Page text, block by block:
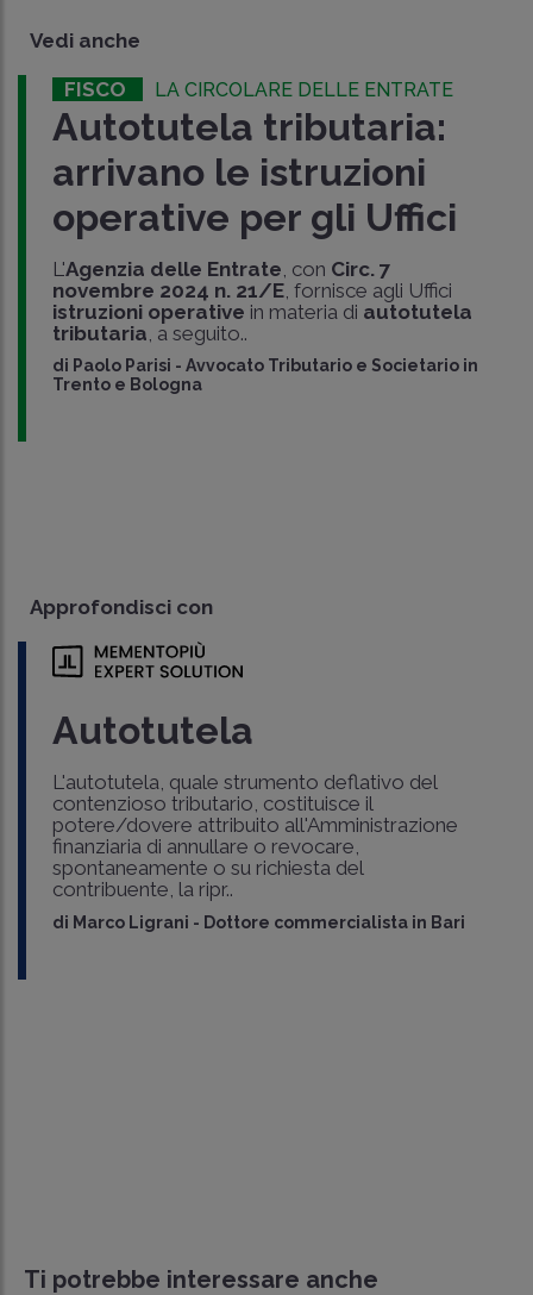
Vedi anche
FISCO LA CIRCOLARE DELLE ENTRATE
Autotutela tributaria:
arrivano le istruzioni
operative per gli Uffici
L'Agenzia delle Entrate, con Circ. 7
novembre 2024 n. 21/E, fornisce agli Uffici
istruzioni operative in materia di autotutela
tributaria, a seguito..
di Paolo Parisi - Avvocato Tributario e Societario in
Trento e Bologna
Approfondisci con
Autotutela
L'autotutela, quale strumento deflativo del
contenzioso tributario, costituisce il
potere/dovere attribuito all'Amministrazione
finanziaria di annullare o revocare,
spontaneamente o su richiesta del
contribuente, la ripr..
di Marco Ligrani - Dottore commercialista in Bari
Ti potrebbe interessare anche